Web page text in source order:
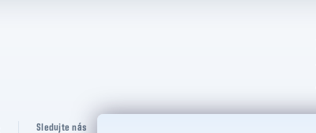
Sledujte nás